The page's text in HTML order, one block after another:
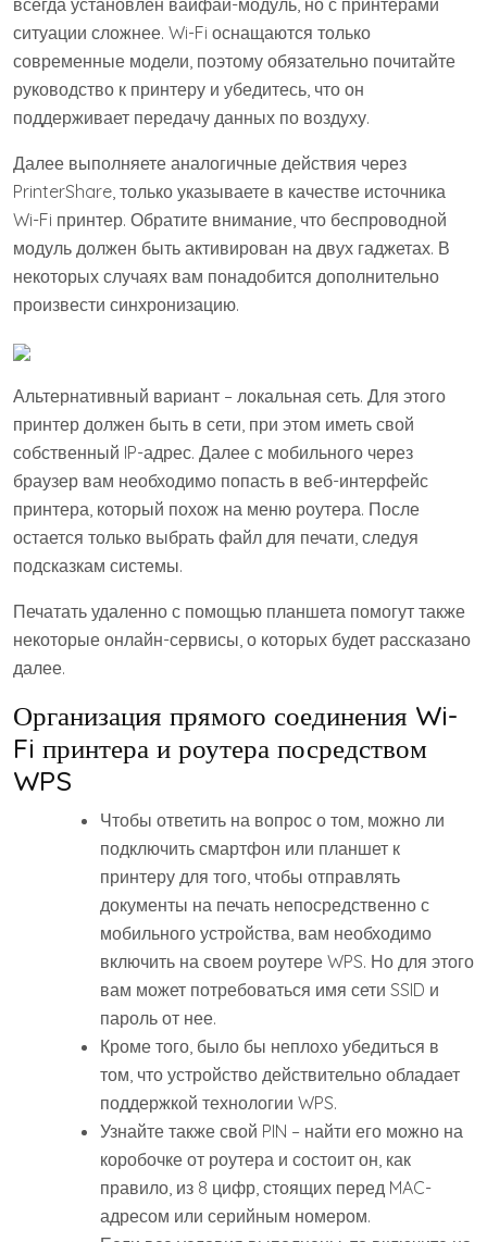
всегда установлен вайфай-модуль, но с принтерами
ситуации сложнее. Wi-Fi оснащаются только
современные модели, поэтому обязательно почитайте
руководство к принтеру и убедитесь, что он
поддерживает передачу данных по воздуху.
Далее выполняете аналогичные действия через
PrinterShare, только указываете в качестве источника
Wi-Fi принтер. Обратите внимание, что беспроводной
модуль должен быть активирован на двух гаджетах. В
некоторых случаях вам понадобится дополнительно
произвести синхронизацию.
Альтернативный вариант – локальная сеть. Для этого
принтер должен быть в сети, при этом иметь свой
собственный IP-адрес. Далее с мобильного через
браузер вам необходимо попасть в веб-интерфейс
принтера, который похож на меню роутера. После
остается только выбрать файл для печати, следуя
подсказкам системы.
Печатать удаленно с помощью планшета помогут также
некоторые онлайн-сервисы, о которых будет рассказано
далее.
Организация прямого соединения Wi-
Fi принтера и роутера посредством
WPS
Чтобы ответить на вопрос о том, можно ли
подключить смартфон или планшет к
принтеру для того, чтобы отправлять
документы на печать непосредственно с
мобильного устройства, вам необходимо
включить на своем роутере WPS. Но для этого
вам может потребоваться имя сети SSID и
пароль от нее.
Кроме того, было бы неплохо убедиться в
том, что устройство действительно обладает
поддержкой технологии WPS.
Узнайте также свой PIN – найти его можно на
коробочке от роутера и состоит он, как
правило, из 8 цифр, стоящих перед MAC-
адресом или серийным номером.